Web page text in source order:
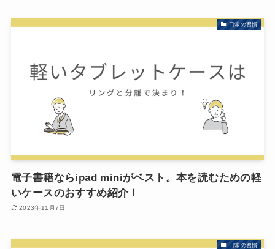
日常の習慣
電子書籍ならipad miniがベスト。本を読むための軽
いケースのおすすめ紹介！
2023年11月7日
日常の習慣